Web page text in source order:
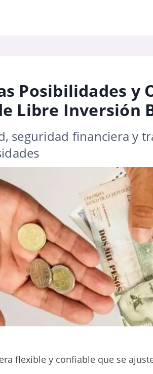
Posibilidades y
Libre Inversión
seguridad financiera y
flexible y confiable que se